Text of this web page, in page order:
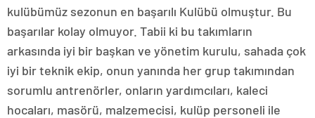
kulübümüz sezonun en başarılı Kulübü olmuştur. Bu
başarılar kolay olmuyor. Tabii ki bu takımların
arkasında iyi bir başkan ve yönetim kurulu, sahada çok
iyi bir teknik ekip, onun yanında her grup takımından
sorumlu antrenörler, onların yardımcıları, kaleci
hocaları, masörü, malzemecisi, kulüp personeli ile